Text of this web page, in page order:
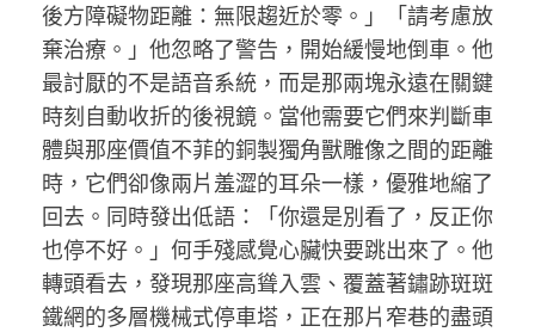
後方障礙物距離：無限趨近於零。」「請考慮放
棄治療。」他忽略了警告，開始緩慢地倒車。他
最討厭的不是語音系統，而是那兩塊永遠在關鍵
時刻自動收折的後視鏡。當他需要它們來判斷車
體與那座價值不菲的銅製獨角獸雕像之間的距離
時，它們卻像兩片羞澀的耳朵一樣，優雅地縮了
回去。同時發出低語：「你還是別看了，反正你
也停不好。」何手殘感覺心臟快要跳出來了。他
轉頭看去，發現那座高聳入雲、覆蓋著鏽跡斑斑
鐵網的多層機械式停車塔，正在那片窄巷的盡頭